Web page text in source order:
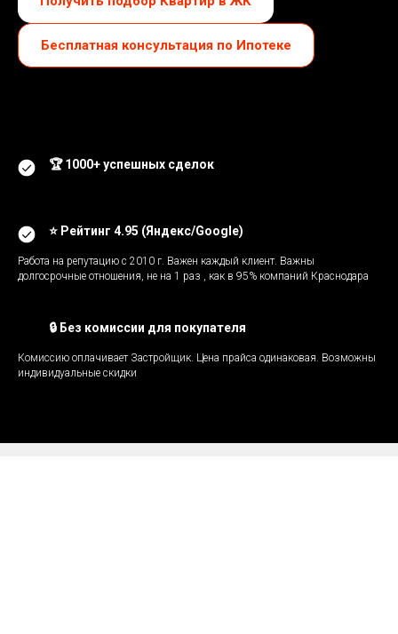
Бесплатная консультация по Ипотеке
🏆 1000+ успешных сделок
⭐ Рейтинг 4.95 (Яндекс/Google)
Работа на репутацию с 2010 г. Важен каждый клиент. Важны
долгосрочные отношения, не на 1 раз , как в 95% компаний Краснодара
🔒 Без комиссии для покупателя
Комиссию оплачивает Застройщик. Цена прайса одинаковая. Возможны
индивидуальные скидки